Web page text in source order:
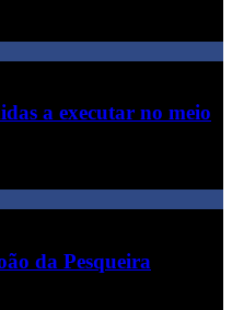
a executar no meio
da Pesqueira